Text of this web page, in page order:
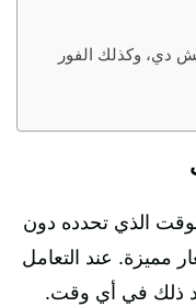
دي، وكذلك الفور
الذي تحدده دون
مميزة. عند التعامل
ذلك في أي وقت.